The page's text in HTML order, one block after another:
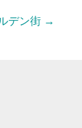
デン街 →